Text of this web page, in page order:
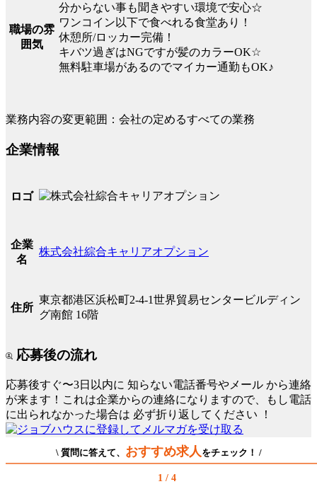
職場の雰
囲気
分からない事も聞きやすい環境で安心☆
ワンコイン以下で食べれる食堂あり！
休憩所/ロッカー完備！
キバツ過ぎはNGですが髪のカラーOK☆
無料駐車場があるのでマイカー通勤もOK♪
業務内容の変更範囲：会社の定めるすべての業務
企業情報
ロゴ
企業
名
株式会社綜合キャリアオプション
住所
東京都港区浜松町2-4-1世界貿易センタービルディン
グ南館 16階
応募後の流れ
応募後すぐ〜3日以内に 知らない電話番号やメール から連絡
が来ます！これは企業からの連絡になりますので、もし電話
に出られなかった場合は 必ず折り返してください ！
\ 質問に答えて、 おすすめ求人 をチェック！ /
1 / 4